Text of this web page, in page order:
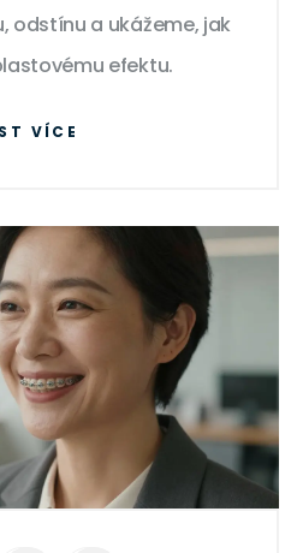
odstínu a ukážeme, jak
efektu.
VÍCE